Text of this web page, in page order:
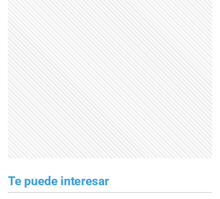
Te puede interesar